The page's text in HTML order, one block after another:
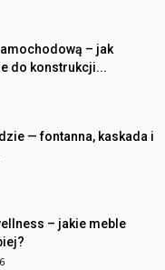
– jak
do konstrukcji...
— fontanna, kaskada i
– jakie meble